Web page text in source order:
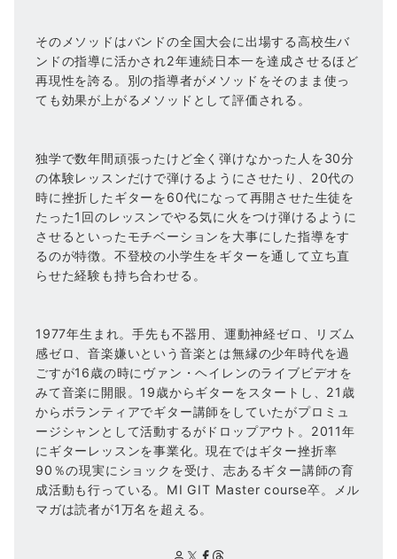
そのメソッドはバンドの全国大会に出場する高校生バ
ンドの指導に活かされ2年連続日本一を達成させるほど
再現性を誇る。別の指導者がメソッドをそのまま使っ
ても効果が上がるメソッドとして評価される。
独学で数年間頑張ったけど全く弾けなかった人を30分
の体験レッスンだけで弾けるようにさせたり、20代の
時に挫折したギターを60代になって再開させた生徒を
たった1回のレッスンでやる気に火をつけ弾けるように
させるといったモチベーションを大事にした指導をす
るのが特徴。不登校の小学生をギターを通して立ち直
らせた経験も持ち合わせる。
1977年生まれ。手先も不器用、運動神経ゼロ、リズム
感ゼロ、音楽嫌いという音楽とは無縁の少年時代を過
ごすが16歳の時にヴァン・ヘイレンのライブビデオを
みて音楽に開眼。19歳からギターをスタートし、21歳
からボランティアでギター講師をしていたがプロミュ
ージシャンとして活動するがドロップアウト。2011年
にギターレッスンを事業化。現在ではギター挫折率
90％の現実にショックを受け、志あるギター講師の育
成活動も行っている。MI GIT Master course卒。メル
マガは読者が1万名を超える。